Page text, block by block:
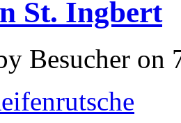
St. Ingbert
Besucher on